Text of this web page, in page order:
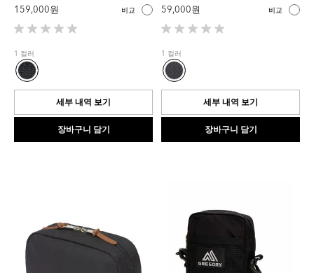
159,000 원 비교
별
5
개
중
0.0
입
다.
1 컬러
세부 내역 보기
장바구니 담기
59,000 원 비교
별
5
개
중
0.0
입
다.
1 컬러
세부 내역 보기
장바구니 담기